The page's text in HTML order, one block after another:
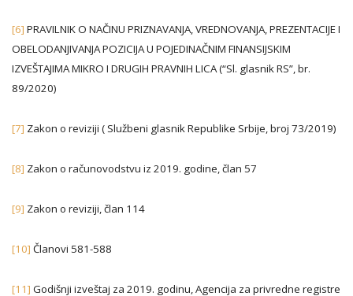
[6] PRAVILNIK O NAČINU PRIZNAVANJA, VREDNOVANJA, PREZENTACIJE I
OBELODANJIVANJA POZICIJA U POJEDINAČNIM FINANSIJSKIM
IZVEŠTAJIMA MIKRO I DRUGIH PRAVNIH LICA (“Sl. glasnik RS”, br.
89/2020)
[7] Zakon o reviziji ( Službeni glasnik Republike Srbije, broj 73/2019)
[8] Zakon o računovodstvu iz 2019. godine, član 57
[9] Zakon o reviziji, član 114
[10] Članovi 581-588
[11] Godišnji izveštaj za 2019. godinu, Agencija za privredne registre